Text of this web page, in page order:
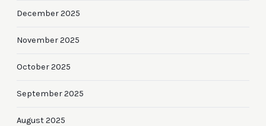
December 2025
November 2025
October 2025
September 2025
August 2025